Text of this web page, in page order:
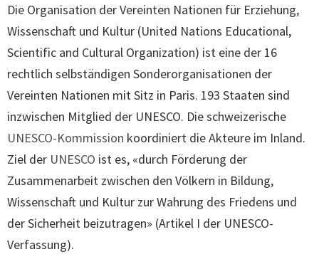
Die Organisation der Vereinten Nationen für Erziehung,
Wissenschaft und Kultur (United Nations Educational,
Scientific and Cultural Organization) ist eine der 16
rechtlich selbständigen Sonderorganisationen der
Vereinten Nationen mit Sitz in Paris. 193 Staaten sind
inzwischen Mitglied der UNESCO. Die schweizerische
UNESCO-Kommission koordiniert die Akteure im Inland.
Ziel der UNESCO ist es, «durch Förderung der
Zusammenarbeit zwischen den Völkern in Bildung,
Wissenschaft und Kultur zur Wahrung des Friedens und
der Sicherheit beizutragen» (Artikel I der UNESCO-
Verfassung).